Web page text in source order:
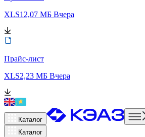
XLS12,07 МБ Вчера
Прайс-лист
XLS2,23 МБ Вчера
Каталог
Каталог